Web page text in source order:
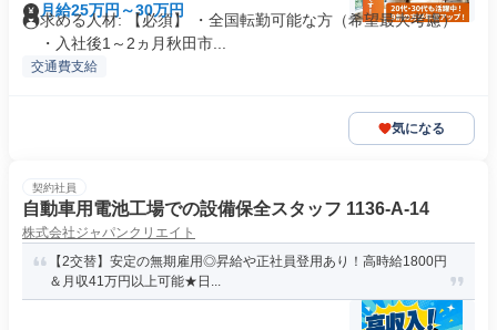
月給25万円～30万円
求める人材: 【必須】 ・全国転勤可能な方（希望最大考慮）
・入社後1～2ヵ月秋田市...
交通費支給
気になる
契約社員
自動車用電池工場での設備保全スタッフ 1136-A-14
株式会社ジャパンクリエイト
【2交替】安定の無期雇用◎昇給や正社員登用あり！高時給1800円
＆月収41万円以上可能★日...